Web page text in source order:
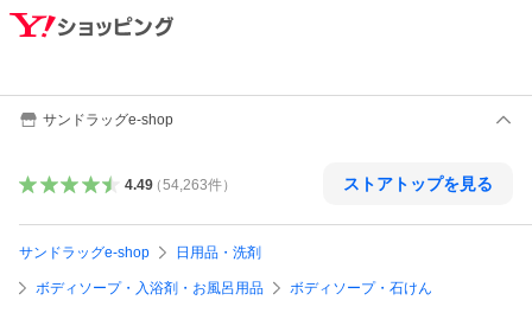
サンドラッグe-shop
4.49（54,263件） ストアトップを見る
サンドラッグe-shop 日用品・洗剤
ボディソープ・入浴剤・お風呂用品 ボディソープ・石けん